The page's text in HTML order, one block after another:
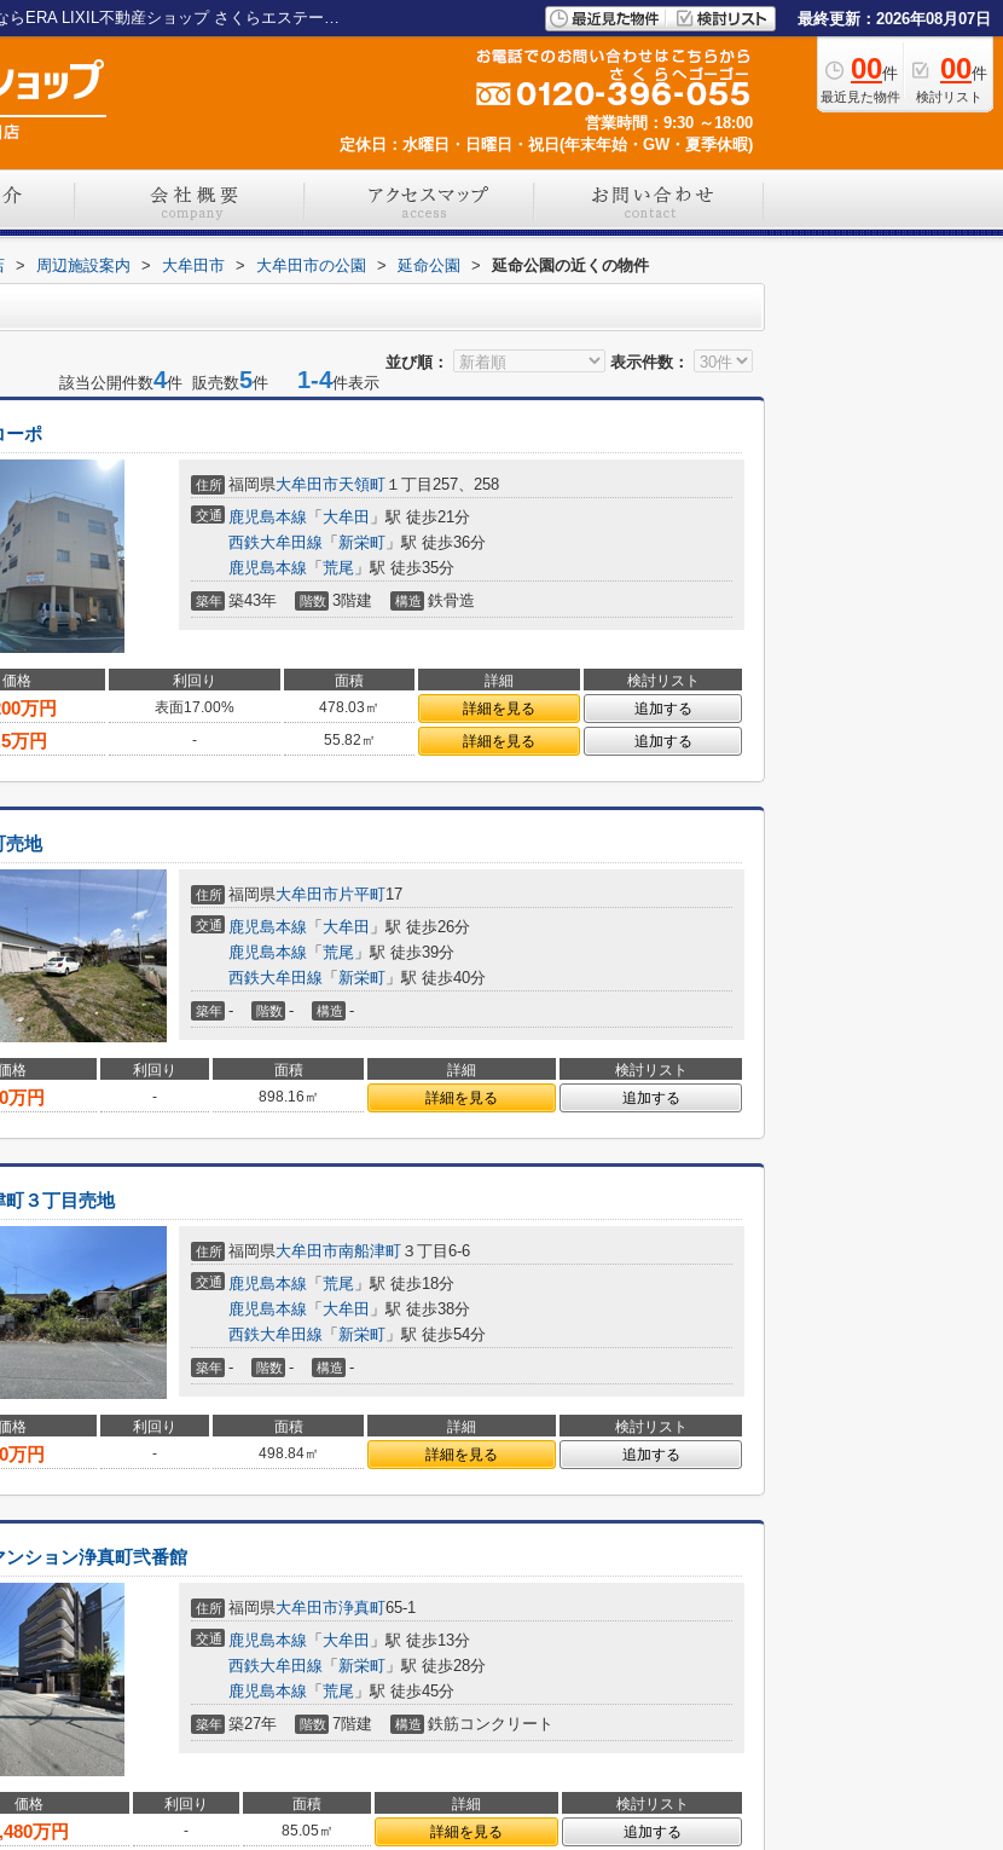
延命公園周辺の物件一覧｜大牟田の不動産売却・売買ならERA LIXIL不動産ショップ さくらエステート 大牟田店 最終更新：2026年08月07日
00件
最近見た物件
00件
検討リスト
営業時間：9:30 ～18:00
定休日：水曜日・日曜日・祝日(年末年始・GW・夏季休暇)
> 周辺施設案内 > 大牟田市 > 大牟田市の公園 > 延命公園 > 延命公園の近くの物件
並び順：
表示件数：
該当公開件数4件 販売数5件 1-4件表示
ーポ
住所 福岡県大牟田市天領町 １丁目257、258
交通 鹿児島本線 「 大牟田 」駅 徒歩21分
西鉄大牟田線 「 新栄町 」駅 徒歩36分
鹿児島本線 「 荒尾 」駅 徒歩35分
築年 築43年 階数 3階建 構造 鉄骨造
価格 利回り 面積 詳細 検討リスト
万円 表面17.00% 478.03㎡ 詳細を見る 追加する
万円 - 55.82㎡ 詳細を見る 追加する
売地
住所 福岡県大牟田市片平町17
交通 鹿児島本線 「 大牟田 」駅 徒歩26分
鹿児島本線 「 荒尾 」駅 徒歩39分
西鉄大牟田線 「 新栄町 」駅 徒歩40分
築年 - 階数 - 構造 -
格 利回り 面積 詳細 検討リスト
万円 - 898.16㎡ 詳細を見る 追加する
町３丁目売地
住所 福岡県大牟田市南船津町 ３丁目6-6
交通 鹿児島本線 「 荒尾 」駅 徒歩18分
鹿児島本線 「 大牟田 」駅 徒歩38分
西鉄大牟田線 「 新栄町 」駅 徒歩54分
築年 - 階数 - 構造 -
格 利回り 面積 詳細 検討リスト
万円 - 498.84㎡ 詳細を見る 追加する
ンション浄真町弐番館
住所 福岡県大牟田市浄真町65-1
交通 鹿児島本線 「 大牟田 」駅 徒歩13分
西鉄大牟田線 「 新栄町 」駅 徒歩28分
鹿児島本線 「 荒尾 」駅 徒歩45分
築年 築27年 階数 7階建 構造 鉄筋コンクリート
価格 利回り 面積 詳細 検討リスト
万円 - 85.05㎡ 詳細を見る 追加する